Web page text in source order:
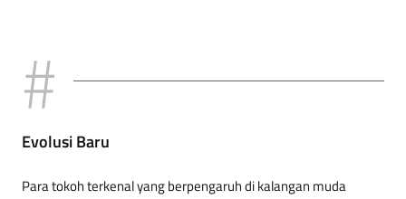
Evolusi Baru
Para tokoh terkenal yang berpengaruh di kalangan muda